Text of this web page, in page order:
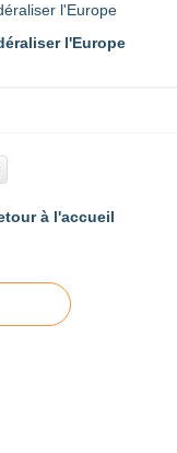
l'Europe
à l'accueil